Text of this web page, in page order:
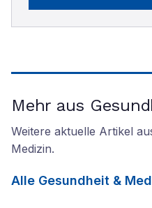
Mehr aus
Weitere aktuelle Artikel
Medizin.
Alle Gesundheit &